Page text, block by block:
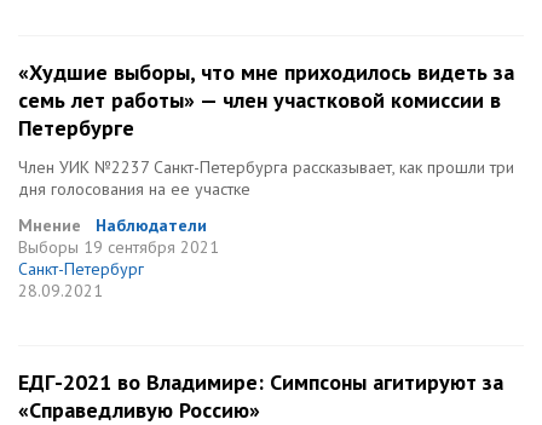
«Худшие выборы, что мне приходилось видеть за
семь лет работы» — член участковой комиссии в
Петербурге
Член УИК №2237 Санкт-Петербурга рассказывает, как прошли три
дня голосования на ее участке
Мнение
Наблюдатели
Выборы 19 сентября 2021
Санкт-Петербург
28.09.2021
ЕДГ-2021 во Владимире: Симпсоны агитируют за
«Справедливую Россию»